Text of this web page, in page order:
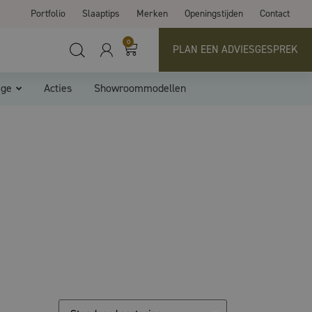
Portfolio Slaaptips Merken Openingstijden Contact
0
PLAN EEN ADVIESGESPREK
Acties Showroommodellen